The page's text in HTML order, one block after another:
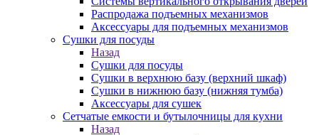
Распродажа подъемных механизмов
Аксессуары для подъемных механизмов
Сушки для посуды
Назад
Сушки для посуды
Сушки в верхнюю базу (верхний шкаф)
Сушки в нижнюю базу (нижняя тумба)
Аксессуары для сушек
Сетчатые емкости и бутылочницы для кухни
Назад